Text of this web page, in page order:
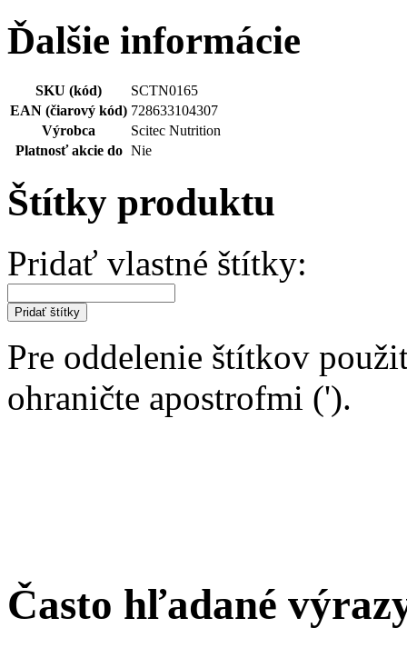
Ďalšie informácie
SKU (kód)
SCTN0165
EAN (čiarový kód) 728633104307
Výrobca
Scitec Nutrition
Platnosť akcie do Nie
Štítky produktu
Pridať vlastné štítky:
Pridať štítky
Pre oddelenie štítkov
ohraničte apostrofmi (').
Často hľadané